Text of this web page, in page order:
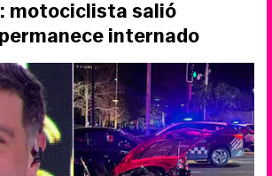
motociclista salió
internado